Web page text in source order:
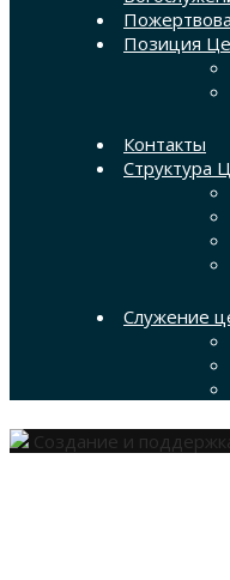
Позиция
Контакты
Структура
Служение
Создание и